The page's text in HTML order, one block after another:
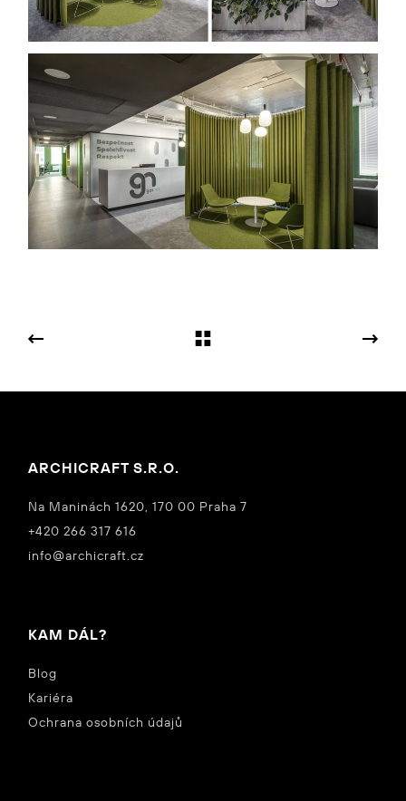
ARCHICRAFT S.R.O.
Na Maninách 1620, 170 00 Praha 7
+420 266 317 616
info@archicraft.cz
KAM DÁL?
Blog
Kariéra
Ochrana osobních údajů